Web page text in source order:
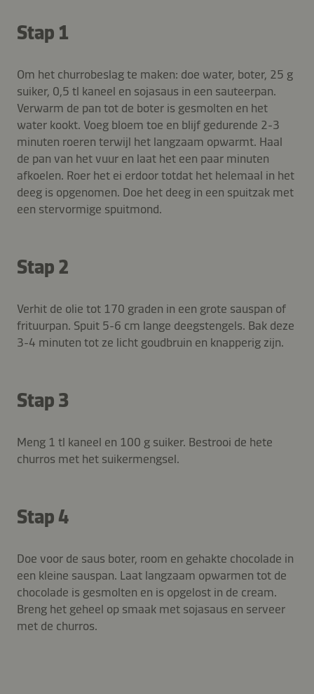
Stap 1
Om het churrobeslag te maken: doe water, boter, 25 g
suiker, 0,5 tl kaneel en sojasaus in een sauteerpan.
Verwarm de pan tot de boter is gesmolten en het
water kookt. Voeg bloem toe en blijf gedurende 2-3
minuten roeren terwijl het langzaam opwarmt. Haal
de pan van het vuur en laat het een paar minuten
afkoelen. Roer het ei erdoor totdat het helemaal in het
deeg is opgenomen. Doe het deeg in een spuitzak met
een stervormige spuitmond.
Stap 2
Verhit de olie tot 170 graden in een grote sauspan of
frituurpan. Spuit 5-6 cm lange deegstengels. Bak deze
3-4 minuten tot ze licht goudbruin en knapperig zijn.
Stap 3
Meng 1 tl kaneel en 100 g suiker. Bestrooi de hete
churros met het suikermengsel.
Stap 4
Doe voor de saus boter, room en gehakte chocolade in
een kleine sauspan. Laat langzaam opwarmen tot de
chocolade is gesmolten en is opgelost in de cream.
Breng het geheel op smaak met sojasaus en serveer
met de churros.